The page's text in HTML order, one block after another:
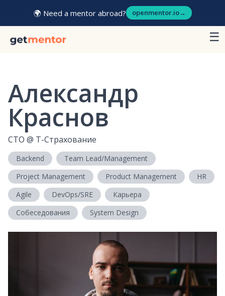
🌍 Need a mentor abroad? openmentor.io→
☰
Александр
Краснов
CTO @ T-Страхование
Backend
Team Lead/Management
Project Management
Product Management
HR
Agile
DevOps/SRE
Карьера
Собеседования
System Design